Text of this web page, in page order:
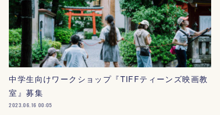
中学生向けワークショップ『TIFFティーンズ映画教
室』募集
2023.06.16 00:05